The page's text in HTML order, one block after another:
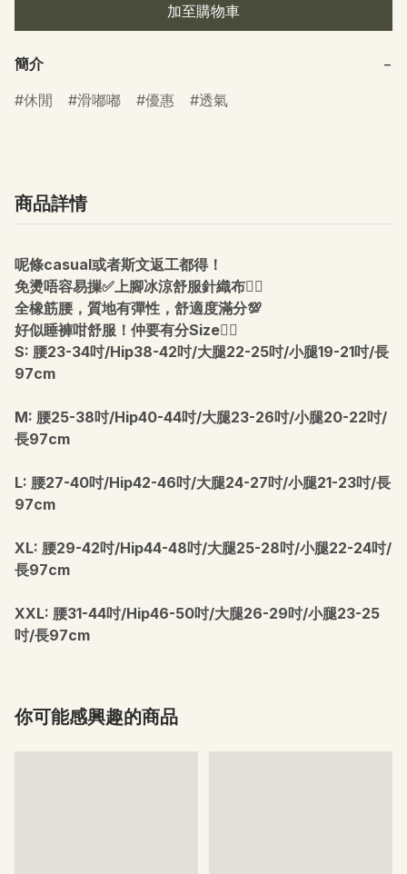
加至購物車
簡介
−
休閒
滑嘟嘟 優惠 透氣
商品詳情
呢條casual或者斯文返工都得！
免燙唔容易摷✅上腳冰涼舒服針織布👍🏻
全橡筋腰，質地有彈性，舒適度滿分💯
好似睡褲咁舒服！仲要有分Size👇🏻
S: 腰23-34吋/Hip38-42吋/大腿22-25吋/小腿19-21吋/長
97cm
M: 腰25-38吋/Hip40-44吋/大腿23-26吋/小腿20-22吋/
長97cm
L: 腰27-40吋/Hip42-46吋/大腿24-27吋/小腿21-23吋/長
97cm
XL: 腰29-42吋/Hip44-48吋/大腿25-28吋/小腿22-24吋/
長97cm
XXL: 腰31-44吋/Hip46-50吋/大腿26-29吋/小腿23-25
吋/長97cm
你可能感興趣的商品